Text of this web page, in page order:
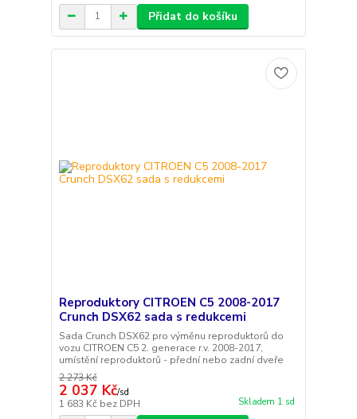
Přidat do košíku
Reproduktory CITROEN C5 2008-2017
Crunch DSX62 sada s redukcemi
Sada Crunch DSX62 pro výměnu reproduktorů do
vozu CITROEN C5 2. generace r.v. 2008-2017,
umístění reproduktorů - přední nebo zadní dveře
2 273 Kč
2 037 Kč/sd
1 683 Kč bez DPH Skladem 1 sd